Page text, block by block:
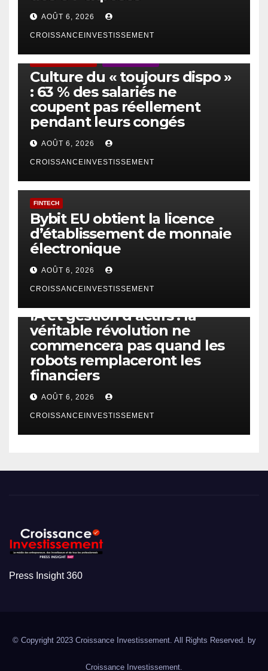
AOÛT 6, 2026
CROISSANCEINVESTISSEMENT
Culture du « toujours dispo »
: 63 % des salariés ne
coupent pas réellement
pendant leurs congés
AOÛT 6, 2026
CROISSANCEINVESTISSEMENT
FINTECH
Bybit EU obtient la licence
d’établissement de monnaie
électronique
AOÛT 6, 2026
CROISSANCEINVESTISSEMENT
IA et gestion d’actifs : la
véritable révolution ne
commencera pas quand les
robots remplaceront les
financiers
AOÛT 6, 2026
CROISSANCEINVESTISSEMENT
Press Insight 360
© Copyright 2023 Croissance Investissement. All Rights Reserved. by
Croissance Investissement.